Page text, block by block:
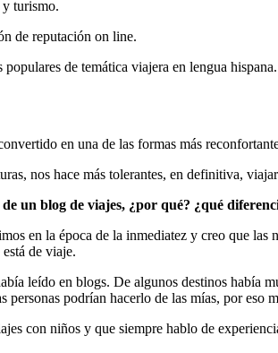
y turismo.
de reputación on line.
populares de temática viajera en lengua
en una de las formas más
nos hace más tolerantes, en definitiva,
un blog de viajes, ¿por qué? ¿qué
en la época de la inmediatez y creo que
de viaje.
leído en blogs. De algunos destinos había
podrían hacerlo de las mías, por eso
con niños y que siempre hablo de